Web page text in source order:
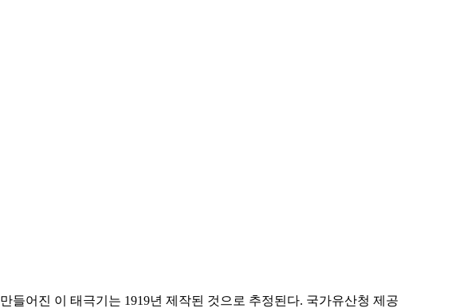
들어진 이 태극기는 1919년 제작된 것으로 추정된다. 국가유산청 제공